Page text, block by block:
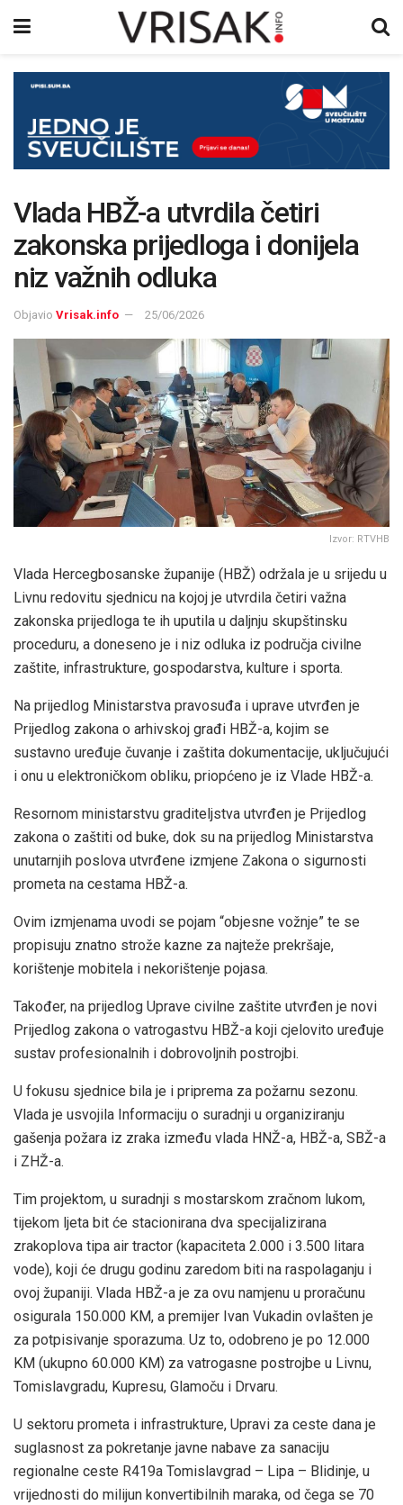
Vlada HBŽ-a utvrdila četiri
zakonska prijedloga i donijela
niz važnih odluka
Objavio Vrisak.info 25/06/2026
Izvor: RTVHB
Vlada Hercegbosanske županije (HBŽ) održala je u srijedu u
Livnu redovitu sjednicu na kojoj je utvrdila četiri važna
zakonska prijedloga te ih uputila u daljnju skupštinsku
proceduru, a doneseno je i niz odluka iz područja civilne
zaštite, infrastrukture, gospodarstva, kulture i sporta.
Na prijedlog Ministarstva pravosuđa i uprave utvrđen je
Prijedlog zakona o arhivskoj građi HBŽ-a, kojim se
sustavno uređuje čuvanje i zaštita dokumentacije, uključujući
i onu u elektroničkom obliku, priopćeno je iz Vlade HBŽ-a.
Resornom ministarstvu graditeljstva utvrđen je Prijedlog
zakona o zaštiti od buke, dok su na prijedlog Ministarstva
unutarnjih poslova utvrđene izmjene Zakona o sigurnosti
prometa na cestama HBŽ-a.
Ovim izmjenama uvodi se pojam “objesne vožnje” te se
propisuju znatno strože kazne za najteže prekršaje,
korištenje mobitela i nekorištenje pojasa.
Također, na prijedlog Uprave civilne zaštite utvrđen je novi
Prijedlog zakona o vatrogastvu HBŽ-a koji cjelovito uređuje
sustav profesionalnih i dobrovoljnih postrojbi.
U fokusu sjednice bila je i priprema za požarnu sezonu.
Vlada je usvojila Informaciju o suradnji u organiziranju
gašenja požara iz zraka između vlada HNŽ-a, HBŽ-a, SBŽ-a
i ZHŽ-a.
Tim projektom, u suradnji s mostarskom zračnom lukom,
tijekom ljeta bit će stacionirana dva specijalizirana
zrakoplova tipa air tractor (kapaciteta 2.000 i 3.500 litara
vode), koji će drugu godinu zaredom biti na raspolaganju i
ovoj županiji. Vlada HBŽ-a je za ovu namjenu u proračunu
osigurala 150.000 KM, a premijer Ivan Vukadin ovlašten je
za potpisivanje sporazuma. Uz to, odobreno je po 12.000
KM (ukupno 60.000 KM) za vatrogasne postrojbe u Livnu,
Tomislavgradu, Kupresu, Glamoču i Drvaru.
U sektoru prometa i infrastrukture, Upravi za ceste dana je
suglasnost za pokretanje javne nabave za sanaciju
regionalne ceste R419a Tomislavgrad – Lipa – Blidinje, u
vrijednosti do milijun konvertibilnih maraka, od čega se 70